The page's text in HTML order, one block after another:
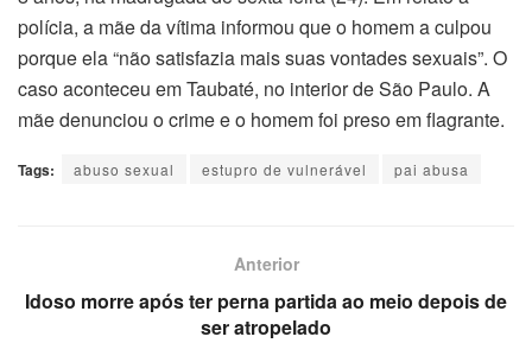
polícia, a mãe da vítima informou que o homem a culpou
porque ela “não satisfazia mais suas vontades sexuais”. O
caso aconteceu em Taubaté, no interior de São Paulo. A
mãe denunciou o crime e o homem foi preso em flagrante.
Tags: abuso sexual estupro de vulnerável pai abusa
Anterior
Idoso morre após ter perna partida ao meio depois de
ser atropelado